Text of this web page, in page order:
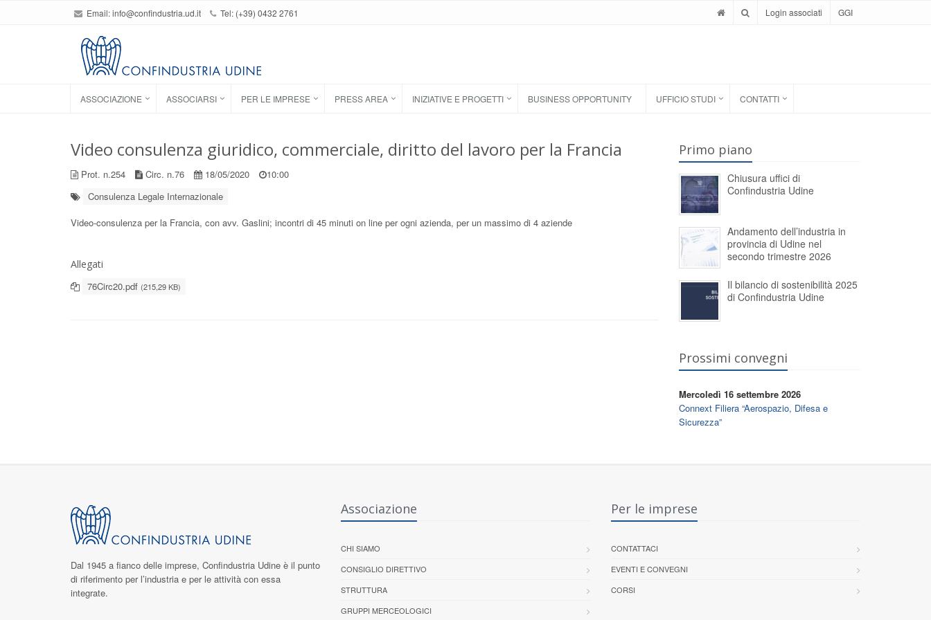
Email:info@confindustria.ud.it Tel: (+39) 0432 2761 Login associati GGI
ASSOCIAZIONE ASSOCIARSI PER LE IMPRESE PRESS AREA INIZIATIVE E PROGETTI BUSINESS OPPORTUNITY UFFICIO STUDI CONTATTI
Video consulenza giuridico, commerciale, diritto del lavoro per la Francia
Prot. n.254 Circ. n.76 18/05/2020
10:00
Consulenza Legale Internazionale
Video-consulenza per la Francia, con avv. Gaslini; incontri di 45 minuti on line per ogni azienda, per un massimo di 4 aziende
Allegati
76Circ20.pdf (215,29 KB)
Primo piano
Chiusura uffici di
Confindustria Udine
Andamento dell’industria in
provincia di Udine nel
secondo trimestre 2026
Il bilancio di sostenibilità 2025
di Confindustria Udine
Prossimi convegni
Mercoledì 16 settembre 2026
Connext Filiera “Aerospazio, Difesa e
Sicurezza”
Dal 1945 a fianco delle imprese, Confindustria Udine è il punto
di riferimento per l’industria e per le attività con essa
integrate.
Associazione
CHI SIAMO
CONSIGLIO DIRETTIVO
STRUTTURA
GRUPPI MERCEOLOGICI
Per le imprese
CONTATTACI
EVENTI E CONVEGNI
CORSI